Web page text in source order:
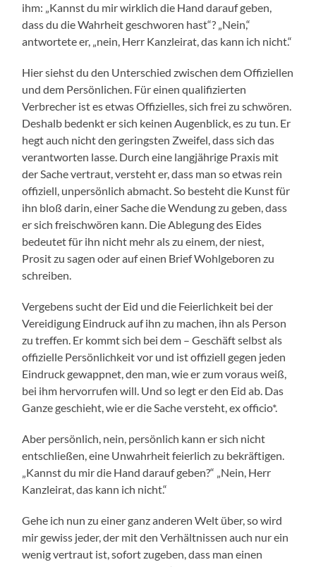
ihm: „Kannst du mir wirklich die Hand darauf geben,
dass du die Wahrheit geschworen hast“? „Nein,“
antwortete er, „nein, Herr Kanzleirat, das kann ich nicht.“
Hier siehst du den Unterschied zwischen dem Offiziellen
und dem Persönlichen. Für einen qualifizierten
Verbrecher ist es etwas Offizielles, sich frei zu schwören.
Deshalb bedenkt er sich keinen Augenblick, es zu tun. Er
hegt auch nicht den geringsten Zweifel, dass sich das
verantworten lasse. Durch eine langjährige Praxis mit
der Sache vertraut, versteht er, dass man so etwas rein
offiziell, unpersönlich abmacht. So besteht die Kunst für
ihn bloß darin, einer Sache die Wendung zu geben, dass
er sich freischwören kann. Die Ablegung des Eides
bedeutet für ihn nicht mehr als zu einem, der niest,
Prosit zu sagen oder auf einen Brief Wohlgeboren zu
schreiben.
Vergebens sucht der Eid und die Feierlichkeit bei der
Vereidigung Eindruck auf ihn zu machen, ihn als Person
zu treffen. Er kommt sich bei dem – Geschäft selbst als
offizielle Persönlichkeit vor und ist offiziell gegen jeden
Eindruck gewappnet, den man, wie er zum voraus weiß,
bei ihm hervorrufen will. Und so legt er den Eid ab. Das
Ganze geschieht, wie er die Sache versteht, ex officio*.
Aber persönlich, nein, persönlich kann er sich nicht
entschließen, eine Unwahrheit feierlich zu bekräftigen.
„Kannst du mir die Hand darauf geben?“ „Nein, Herr
Kanzleirat, das kann ich nicht.“
Gehe ich nun zu einer ganz anderen Welt über, so wird
mir gewiss jeder, der mit den Verhältnissen auch nur ein
wenig vertraut ist, sofort zugeben, dass man einen